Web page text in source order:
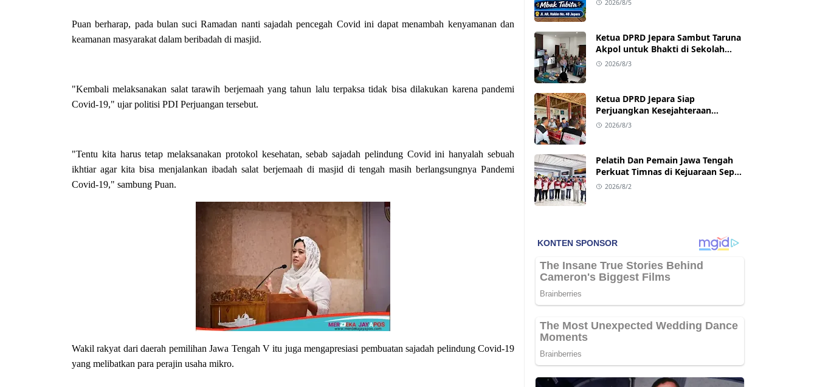
Puan berharap, pada bulan suci Ramadan nanti sajadah pencegah Covid ini dapat menambah kenyamanan dan
keamanan masyarakat dalam beribadah di masjid.
"Kembali melaksanakan salat tarawih berjemaah yang tahun lalu terpaksa tidak bisa dilakukan karena pandemi
Covid-19," ujar politisi PDI Perjuangan tersebut.
"Tentu kita harus tetap melaksanakan protokol kesehatan, sebab sajadah pelindung Covid ini hanyalah sebuah
ikhtiar agar kita bisa menjalankan ibadah salat berjemaah di masjid di tengah masih berlangsungnya Pandemi
Covid-19," sambung Puan.
Wakil rakyat dari daerah pemilihan Jawa Tengah V itu juga mengapresiasi pembuatan sajadah pelindung Covid-19
yang melibatkan para perajin usaha mikro.
2026/8/5
Ketua DPRD Jepara Sambut Taruna
Akpol untuk Bhakti di Sekolah
Rakyat Jepara
2026/8/3
Ketua DPRD Jepara Siap
Perjuangkan Kesejahteraan
Satlinmas Jepara
2026/8/3
Pelatih Dan Pemain Jawa Tengah
Perkuat Timnas di Kejuaraan Sepak
takraw Internasional
2026/8/2